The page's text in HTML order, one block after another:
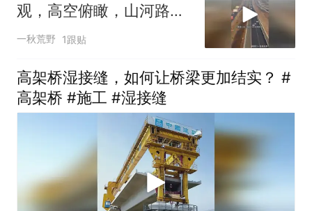
观，高空俯瞰，山河路网
交织场面壮阔无比
一秋荒野 1跟贴
高架桥湿接缝，如何让桥梁更加结实？ #
高架桥 #施工 #湿接缝